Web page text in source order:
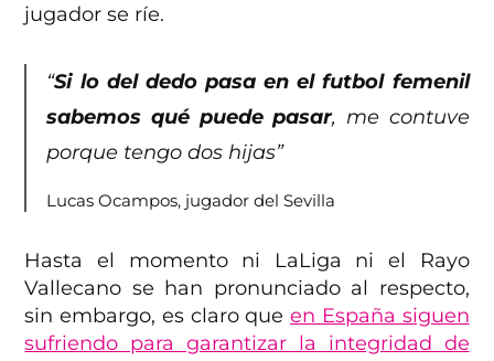
jugador se ríe.
“Si lo del dedo pasa en el futbol femenil
sabemos qué puede pasar, me contuve
porque tengo dos hijas”
Lucas Ocampos, jugador del Sevilla
Hasta el momento ni LaLiga ni el Rayo
Vallecano se han pronunciado al respecto,
sin embargo, es claro queen España siguen
sufriendo para garantizar la integridad de